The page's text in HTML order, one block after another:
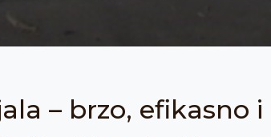
– brzo, efikasno i